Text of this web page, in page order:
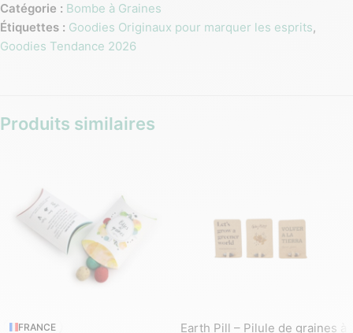
Catégorie : Bombe à Graines
Étiquettes : Goodies Originaux pour marquer les esprits,
Goodies Tendance 2026
Produits similaires
FRANCE Earth Pill – Pilule de graines à